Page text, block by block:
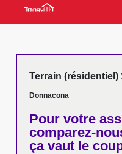
Terrain (résidentiel)
Donnacona
Pour votre
comparez-
ça vaut le